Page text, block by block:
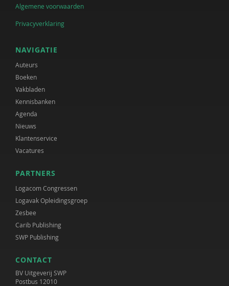
Algemene voorwaarden
Privacyverklaring
NAVIGATIE
Auteurs
Boeken
Vakbladen
Kennisbanken
Agenda
Nieuws
Klantenservice
Vacatures
PARTNERS
Logacom Congressen
Logavak Opleidingsgroep
Zesbee
Carib Publishing
SWP Publishing
CONTACT
BV Uitgeverij SWP
Postbus 12010